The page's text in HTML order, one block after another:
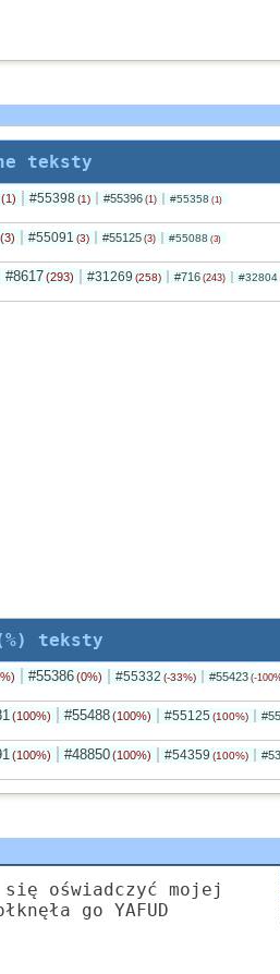
teksty
(1) #55398 (1) #55396 (1) #55358 (1)
(3) #55091 (3) #55125 (3) #55088 (3)
#8617 (293) #31269 (258) #716 (243) #32804
teksty
#55386 (0%) #55332 (-33%) #55423 (-
(100%) #55488 (100%) #55125 (100%)
(100%) #48850 (100%) #54359 (100%)
się oświadczyć mojej
go YAFUD